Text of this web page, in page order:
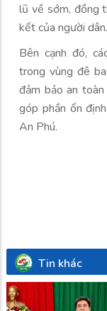
lũ về sớm, đồng
kết của người dân.
Bên cạnh đó,
trong vùng đê
đảm bảo an
góp phần ổn
An Phú.
Tin khác